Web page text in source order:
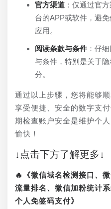
官方渠道 ：仅通过官
台的APP或软件，避
应用。
阅读条款与条件 ：仔
与条件，特别是关于
分。
通过以上步骤，您将能够
享受便捷、安全的数字支
期检查账户安全是维护个
愉快！
↓点击下方了解更多↓
🔥《微信域名检测接口、
流量排名、微信加粉统计
个人免签码支付》